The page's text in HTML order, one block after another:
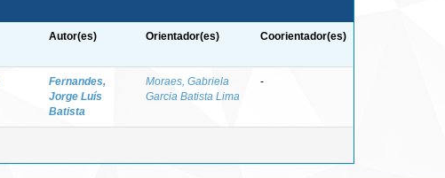
Autor(es) Orientador(es) Coorientador(es)
Fernandes,
Jorge Luís
Batista
Moraes, Gabriela
Garcia Batista Lima
-